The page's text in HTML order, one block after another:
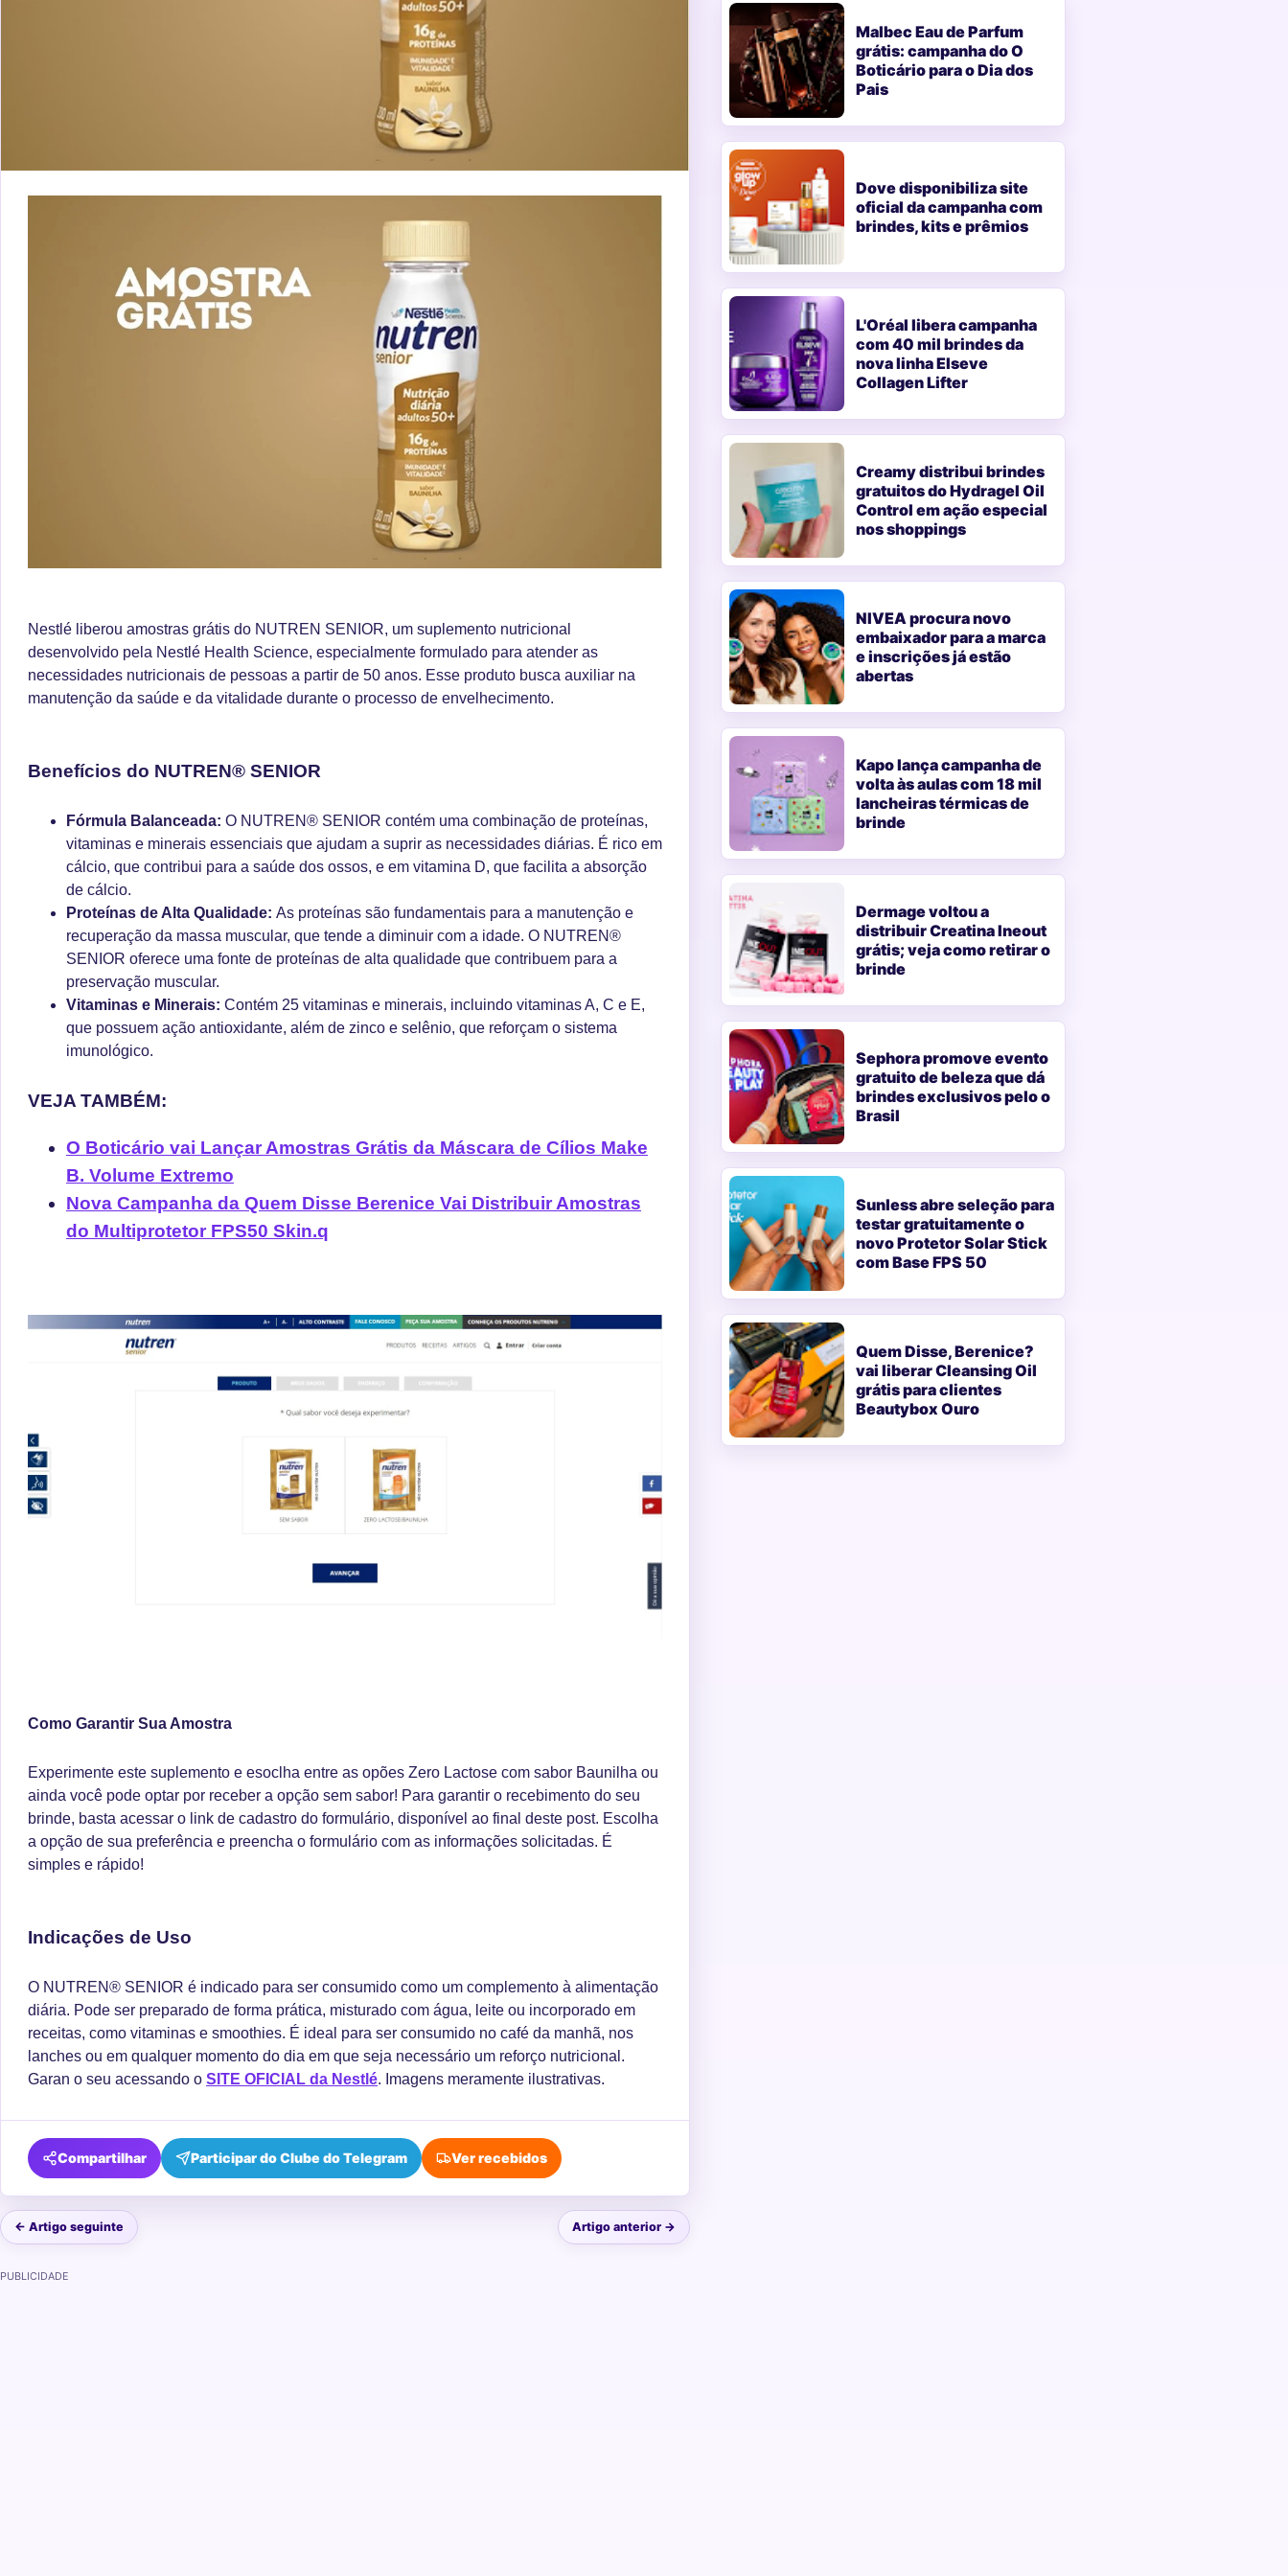
Nestlé liberou amostras grátis do NUTREN SENIOR, um suplemento nutricional
desenvolvido pela Nestlé Health Science, especialmente formulado para atender as
necessidades nutricionais de pessoas a partir de 50 anos. Esse produto busca auxiliar na
manutenção da saúde e da vitalidade durante o processo de envelhecimento.
Benefícios do NUTREN® SENIOR
Fórmula Balanceada: O NUTREN® SENIOR contém uma combinação de proteínas,
vitaminas e minerais essenciais que ajudam a suprir as necessidades diárias. É rico em
cálcio, que contribui para a saúde dos ossos, e em vitamina D, que facilita a absorção
de cálcio.
Proteínas de Alta Qualidade: As proteínas são fundamentais para a manutenção e
recuperação da massa muscular, que tende a diminuir com a idade. O NUTREN®
SENIOR oferece uma fonte de proteínas de alta qualidade que contribuem para a
preservação muscular.
Vitaminas e Minerais: Contém 25 vitaminas e minerais, incluindo vitaminas A, C e E,
que possuem ação antioxidante, além de zinco e selênio, que reforçam o sistema
imunológico.
VEJA TAMBÉM:
O Boticário vai Lançar Amostras Grátis da Máscara de Cílios Make
B. Volume Extremo
Nova Campanha da Quem Disse Berenice Vai Distribuir Amostras
do Multiprotetor FPS50 Skin.q
Como Garantir Sua Amostra
Experimente este suplemento e esoclha entre as opões Zero Lactose com sabor Baunilha ou
ainda você pode optar por receber a opção sem sabor! Para garantir o recebimento do seu
brinde, basta acessar o link de cadastro do formulário, disponível ao final deste post. Escolha
a opção de sua preferência e preencha o formulário com as informações solicitadas. É
simples e rápido!
Indicações de Uso
O NUTREN® SENIOR é indicado para ser consumido como um complemento à alimentação
diária. Pode ser preparado de forma prática, misturado com água, leite ou incorporado em
receitas, como vitaminas e smoothies. É ideal para ser consumido no café da manhã, nos
lanches ou em qualquer momento do dia em que seja necessário um reforço nutricional.
Garan o seu acessando o SITE OFICIAL da Nestlé. Imagens meramente ilustrativas.
Compartilhar Participar do Clube do Telegram Ver recebidos
← Artigo seguinte Artigo anterior →
Malbec Eau de Parfum
grátis: campanha do O
Boticário para o Dia dos
Pais
Dove disponibiliza site
oficial da campanha com
brindes, kits e prêmios
L'Oréal libera campanha
com 40 mil brindes da
nova linha Elseve
Collagen Lifter
Creamy distribui brindes
gratuitos do Hydragel Oil
Control em ação especial
nos shoppings
NIVEA procura novo
embaixador para a marca
e inscrições já estão
abertas
Kapo lança campanha de
volta às aulas com 18 mil
lancheiras térmicas de
brinde
Dermage voltou a
distribuir Creatina Ineout
grátis; veja como retirar o
brinde
Sephora promove evento
gratuito de beleza que dá
brindes exclusivos pelo o
Brasil
Sunless abre seleção para
testar gratuitamente o
novo Protetor Solar Stick
com Base FPS 50
Quem Disse, Berenice?
vai liberar Cleansing Oil
grátis para clientes
Beautybox Ouro
PUBLICIDADE